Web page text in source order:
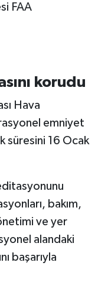
FAA
korudu
Hava
emniyet
süresini 16 Ocak
bakım,
ve yer
alandaki
başarıyla